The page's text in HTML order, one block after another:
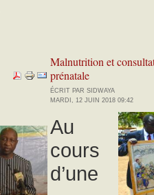
Malnutrition et
prénatale
ÉCRIT PAR SIDWAYA
MARDI, 12 JUIN 2018 09:42
Au
cours
d’une